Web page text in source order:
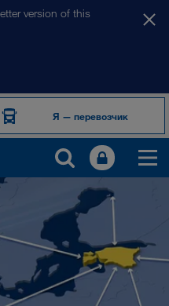
version of this
Я — перевозчик